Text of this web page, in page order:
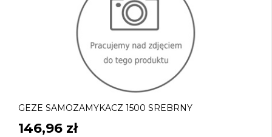
GEZE SAMOZAMYKACZ 1500 SREBRNY
146,96 zł